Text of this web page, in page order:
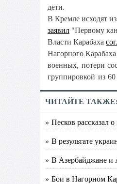
дети.
В Кремле исходят
заявил "Первому
Власти Карабаха
Нагорного Карабаха
военных, потери
группировкой из
ЧИТАЙТЕ ТАКЖЕ:
» Песков рассказал
» В результате
» В Азербайджане и
» Бои в Нагорном